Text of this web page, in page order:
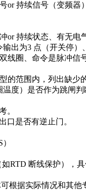
or 持续信号（变频器
or 持续状态、有无电
出为3 点（开关停）
线圈、命令是脉冲信
的范围内，列出缺少
度）是否作为跳闸
。
口是否有逆止门。
RTD 断线保护），
根据实际情况和其他